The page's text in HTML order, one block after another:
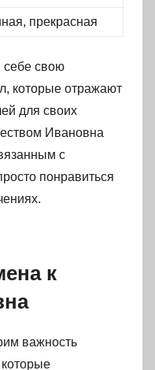
прекрасная
себе свою
которые отражают
для своих
Ивановна
с
понравиться
к
важность